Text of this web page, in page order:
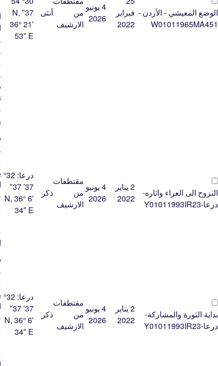
الوضع المعيشي - الأردن -
W01011965MA451
فبراير
2022
4 يونيو
2026
من
الارشيف
أنثى
37″ N,
36° 21′
53″ E
النزوح الى العراء واثاره-
درعا-Y01011993IR23
2 يناير
2022
4 يونيو
2026
مقتطفات
من
الارشيف
ذكر
درعا:
32°
37′ 37″
N, 36° 6′
34″ E
بداية الثورة والمشاركة-
درعا-Y01011993IR23
2 يناير
2022
4 يونيو
2026
مقتطفات
من
الارشيف
ذكر
درعا:
32°
37′ 37″
N, 36° 6′
34″ E